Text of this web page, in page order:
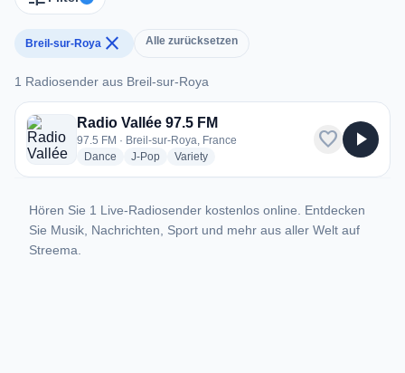
Breil-sur-Roya close Alle zurücksetzen
1 Radiosender aus Breil-sur-Roya
1 Radiosender aus Breil-sur-Roya
Radio Vallée 97.5 FM
97.5 FM · Breil-sur-Roya, France
Dance radio stations
J-Popradio stations
Varietyradio stations
favorite play_arrow
Hören Sie 1 Live-Radiosender kostenlos online. Entdecken
Sie Musik, Nachrichten, Sport und mehr aus aller Welt auf
Streema.